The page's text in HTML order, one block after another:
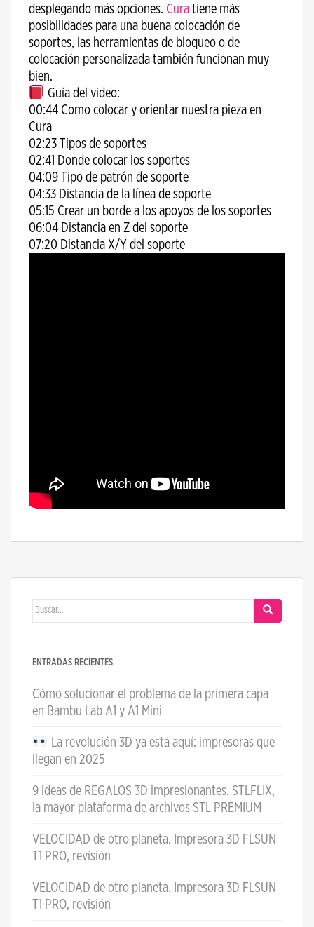
desplegando más opciones. Cura tiene más
posibilidades para una buena colocación de
soportes, las herramientas de bloqueo o de
colocación personalizada también funcionan muy
bien.
Guía del video:
00:44 Como colocar y orientar nuestra pieza en
Cura
02:23 Tipos de soportes
02:41 Donde colocar los soportes
04:09 Tipo de patrón de soporte
04:33 Distancia de la línea de soporte
05:15 Crear un borde a los apoyos de los soportes
06:04 Distancia en Z del soporte
07:20 Distancia X/Y del soporte
Buscar:
ENTRADAS RECIENTES
Cómo solucionar el problema de la primera capa
en Bambu Lab A1 y A1 Mini
La revolución 3D ya está aquí: impresoras que
llegan en 2025
9 ideas de REGALOS 3D impresionantes. STLFLIX,
la mayor plataforma de archivos STL PREMIUM
VELOCIDAD de otro planeta. Impresora 3D FLSUN
T1 PRO, revisión
VELOCIDAD de otro planeta. Impresora 3D FLSUN
T1 PRO, revisión